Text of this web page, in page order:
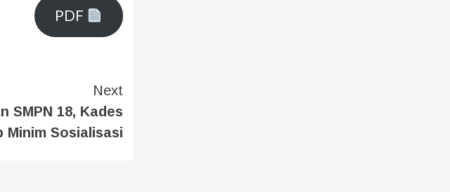
PDF
Next
SMPN 18, Kades
Minim Sosialisasi